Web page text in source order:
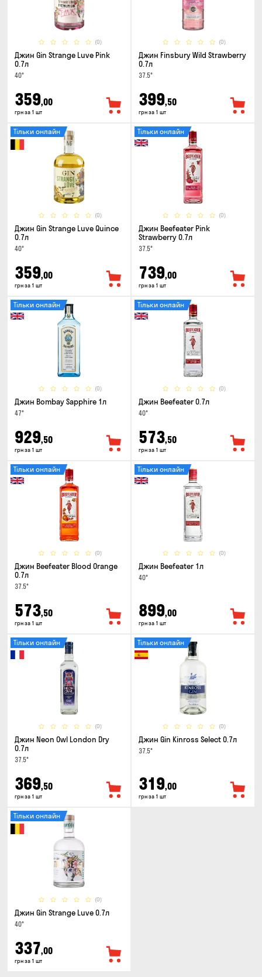
(0)
Джин Gin Strange Luve Pink
0.7л
40°
359,00
грн за 1 шт
(0)
Джин Finsbury Wild Strawberry
0.7л
37.5°
399,50
грн за 1 шт
(0)
Тільки онлайн
Джин Gin Strange Luve Quince
0.7л
40°
359,00
грн за 1 шт
(0)
Тільки онлайн
Джин Beefeater Pink
Strawberry 0.7л
37.5°
739,00
грн за 1 шт
(0)
Тільки онлайн
Джин Bombay Sapphire 1л
47°
929,50
грн за 1 шт
(0)
Тільки онлайн
Джин Beefeater 0.7л
40°
573,50
грн за 1 шт
(0)
Тільки онлайн
Джин Beefeater Blood Orange
0.7л
37.5°
573,50
грн за 1 шт
(0)
Тільки онлайн
Джин Beefeater 1л
40°
899,00
грн за 1 шт
(0)
Тільки онлайн
Джин Neon Owl London Dry
0.7л
37.5°
369,50
грн за 1 шт
(0)
Тільки онлайн
Джин Gin Kinross Select 0.7л
37.5°
319,00
грн за 1 шт
(0)
Тільки онлайн
Джин Gin Strange Luve 0.7л
40°
337,00
грн за 1 шт